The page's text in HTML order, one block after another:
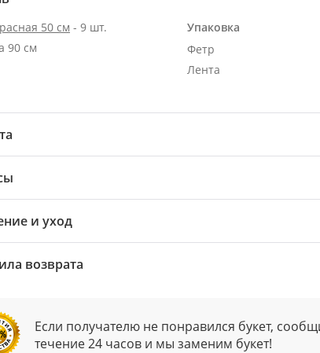
50 см - 9 шт.
90 см
Упаковка
Фетр
Лента
и уход
возврата
Если получателю не понравился букет,
течение 24 часов и мы заменим букет!